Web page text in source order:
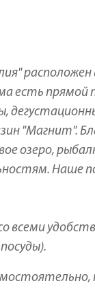
расположен
есть прямой
"Магнит".
озеро,
Наше
всеми